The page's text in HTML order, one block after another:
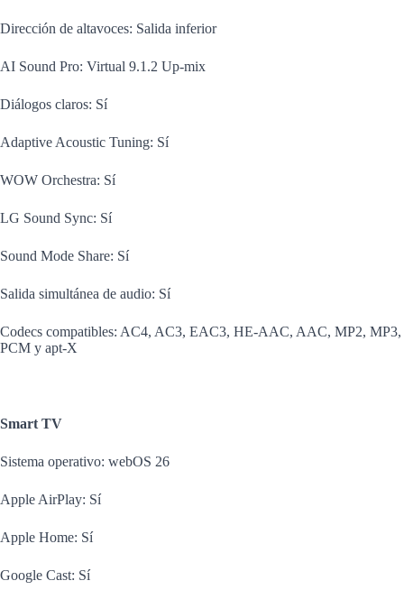
Dirección de altavoces: Salida inferior
AI Sound Pro: Virtual 9.1.2 Up-mix
Diálogos claros: Sí
Adaptive Acoustic Tuning: Sí
WOW Orchestra: Sí
LG Sound Sync: Sí
Sound Mode Share: Sí
Salida simultánea de audio: Sí
Codecs compatibles: AC4, AC3, EAC3, HE-AAC, AAC, MP2, MP3,
PCM y apt-X
Smart TV
Sistema operativo: webOS 26
Apple AirPlay: Sí
Apple Home: Sí
Google Cast: Sí